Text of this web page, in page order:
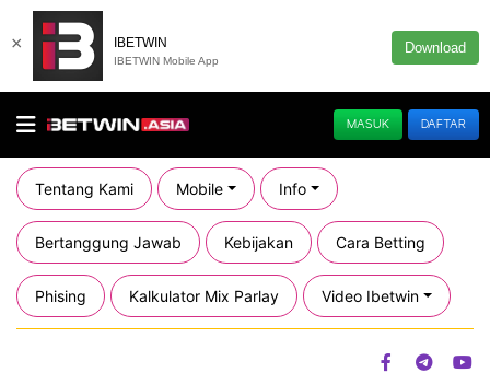
IBETWIN
IBETWIN Mobile App
Download
×
MASUK DAFTAR
Tentang Kami Mobile Info
Bertanggung Jawab Kebijakan Cara Betting
Phising Kalkulator Mix Parlay Video Ibetwin